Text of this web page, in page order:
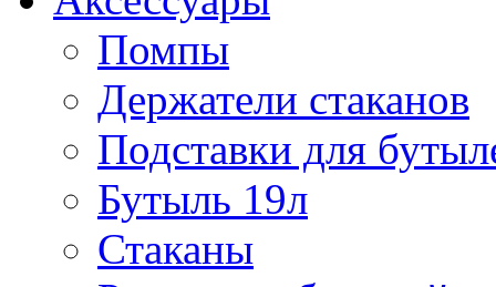
Помпы
Держатели стаканов
Подставки для
Бутыль 19л
Стаканы